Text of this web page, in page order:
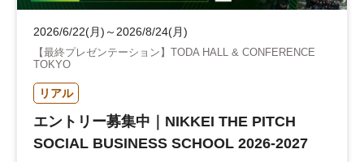
2026/6/22(月)～2026/8/24(月)
【最終プレゼンテーション】TODA HALL & CONFERENCE
TOKYO
リアル
エントリー募集中｜NIKKEI THE PITCH
SOCIAL BUSINESS SCHOOL 2026-2027